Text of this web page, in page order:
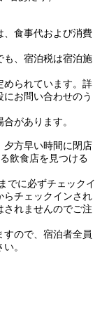
食事代および消費
、宿泊税は宿泊施
られています。詳
お問い合わせのう
があります。
夕方早い時間に閉店
飲食店を見つける
でに必ずチェックイ
らチェックインされ
されませんのでご注
ので、宿泊者全員
。